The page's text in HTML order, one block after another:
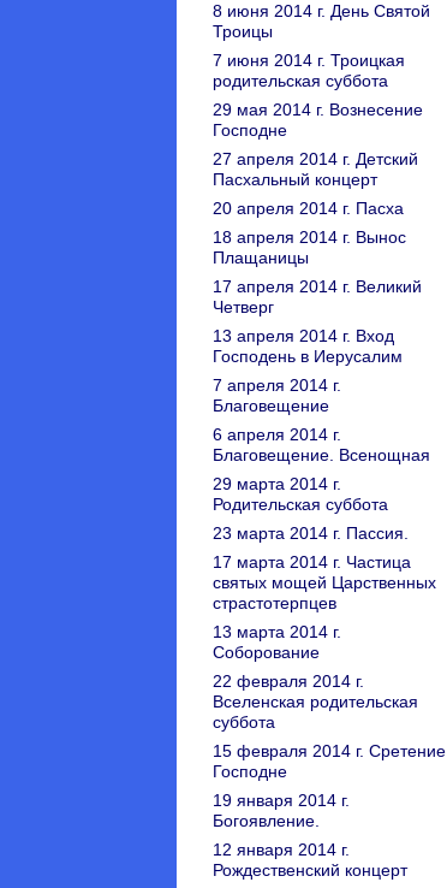
8 июня 2014 г. День Святой
Троицы
7 июня 2014 г. Троицкая
родительская суббота
29 мая 2014 г. Вознесение
Господне
27 апреля 2014 г. Детский
Пасхальный концерт
20 апреля 2014 г. Пасха
18 апреля 2014 г. Вынос
Плащаницы
17 апреля 2014 г. Великий
Четверг
13 апреля 2014 г. Вход
Господень в Иерусалим
7 апреля 2014 г.
Благовещение
6 апреля 2014 г.
Благовещение. Всенощная
29 марта 2014 г.
Родительская суббота
23 марта 2014 г. Пассия.
17 марта 2014 г. Частица
святых мощей Царственных
страстотерпцев
13 марта 2014 г.
Соборование
22 февраля 2014 г.
Вселенская родительская
суббота
15 февраля 2014 г. Сретение
Господне
19 января 2014 г.
Богоявление.
12 января 2014 г.
Рождественский концерт